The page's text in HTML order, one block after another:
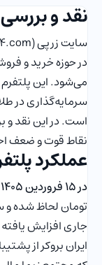
نقد و
در حوزه خرید و
می‌شود. این
سرمایه‌گذاری در
است. در این نقد و
نقاط قوت و ضعف
عملکرد
در 15 فروردین 1405
جاری افزایش
ایران بروکر از